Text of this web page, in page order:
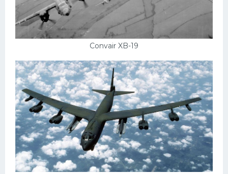
Convair XB-19